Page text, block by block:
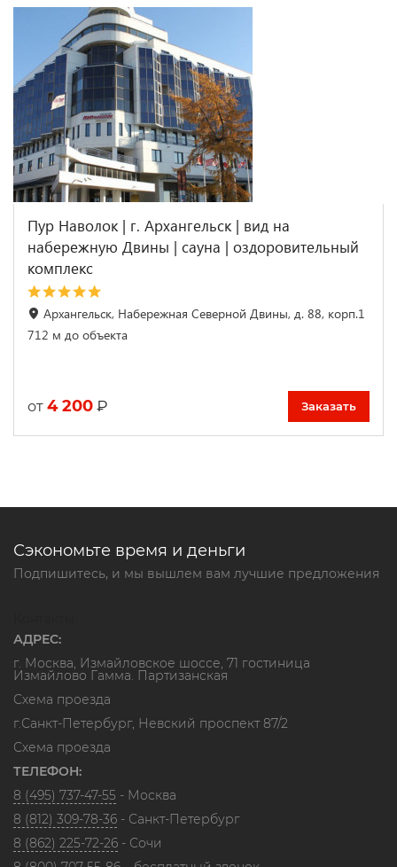
Пур Наволок | г. Архангельск | вид на
набережную Двины | cауна | оздоровительный
комплекс
Архангельск, Набережная Северной Двины, д. 88, корп.1
712 м до объекта
от 4 200 ₽ Заказать
Сэкономьте время и деньги
Подпишитесь, и мы вышлем вам лучшие предложения
АДРЕС:
г. Москва, Измайловское шоссе, 71 гостиница
Измайлово Гамма. Партизанская
Схема проезда
г.Санкт-Петербург, Невский проспект 87/2
Схема проезда
ТЕЛЕФОН:
8 (495) 737-47-55 - Москва
8 (812) 309-78-36 - Санкт-Петербург
8 (862) 225-72-26 - Сочи